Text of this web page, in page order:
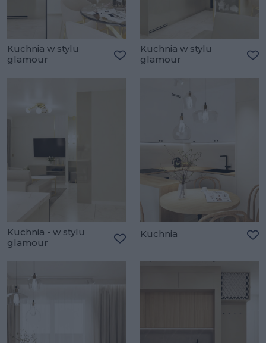
Kuchnia w stylu
glamour
Dodaj do ulubionych
Kuchnia w stylu
glamour
Kuchnia - w stylu
glamour
Kuchnia